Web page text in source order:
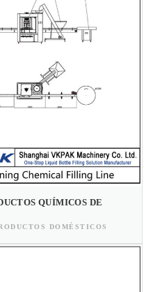
QUÍMICOS DE
DOMÉSTICOS